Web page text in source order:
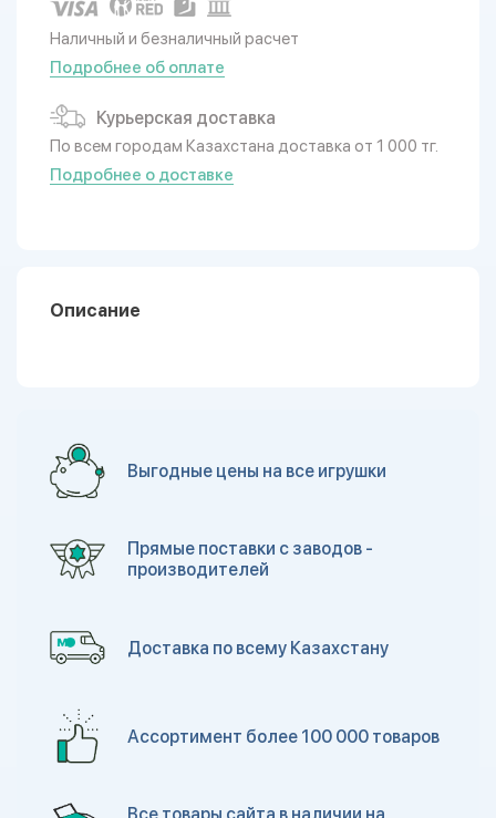
Наличный и безналичный расчет
Подробнее об оплате
Курьерская доставка
По всем городам Казахстана доставка от 1 000 тг.
Подробнее о доставке
Описание
Выгодные цены на все игрушки
Прямые поставки с заводов -
производителей
Доставка по всему Казахстану
Ассортимент более 100 000 товаров